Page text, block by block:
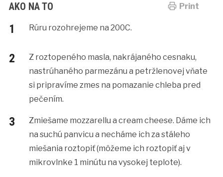
Print
AKO NA TO
Rúru rozohrejeme na 200C.
Z roztopeného masla, nakrájaného cesnaku,
nastrúhaného parmezánu a petržlenovej vňate
si pripravíme zmes na pomazanie chleba pred
pečením.
Zmiešame mozzarellu a cream cheese. Dáme ich
na suchú panvicu a necháme ich za stáleho
miešania roztopiť (môžeme ich roztopiť aj v
mikrovlnke 1 minútu na vysokej teplote).